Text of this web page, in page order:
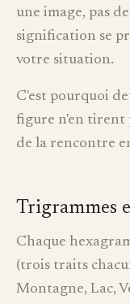
une image, pas
signification se
votre situation.
C'est pourquoi
figure n'en tirent
de la rencontre
Trigrammes
Chaque
(trois traits
Montagne, Lac,